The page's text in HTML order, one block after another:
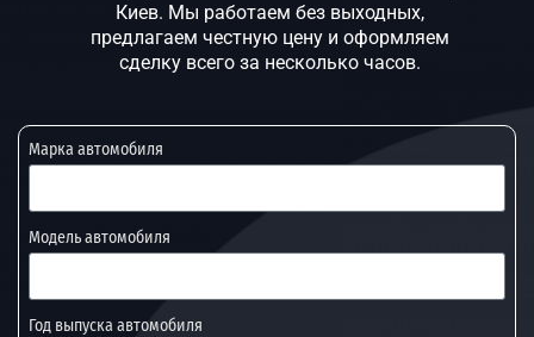
Киев. Мы работаем без выходных,
предлагаем честную цену и оформляем
сделку всего за несколько часов.
Марка автомобиля
Модель автомобиля
Год выпуска автомобиля